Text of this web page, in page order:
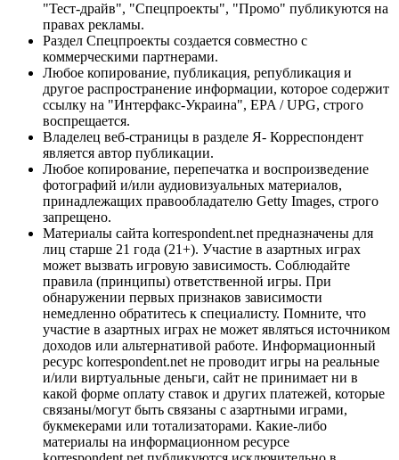
"Тест-драйв", "Спецпроекты", "Промо" публикуются на
правах рекламы.
Раздел Спецпроекты создается совместно с
коммерческими партнерами.
Любое копирование, публикация, републикация и
другое распространение информации, которое содержит
ссылку на "Интерфакс-Украина", EPA / UPG, строго
воспрещается.
Владелец веб-страницы в разделе Я- Корреспондент
является автор публикации.
Любое копирование, перепечатка и воспроизведение
фотографий и/или аудиовизуальных материалов,
принадлежащих правообладателю Getty Images, строго
запрещено.
Материалы сайта korrespondent.net предназначены для
лиц старше 21 года (21+). Участие в азартных играх
может вызвать игровую зависимость. Соблюдайте
правила (принципы) ответственной игры. При
обнаружении первых признаков зависимости
немедленно обратитесь к специалисту. Помните, что
участие в азартных играх не может являться источником
доходов или альтернативой работе. Информационный
ресурс korrespondent.net не проводит игры на реальные
и/или виртуальные деньги, сайт не принимает ни в
какой форме оплату ставок и других платежей, которые
связаны/могут быть связаны с азартными играми,
букмекерами или тотализаторами. Какие-либо
материалы на информационном ресурсе